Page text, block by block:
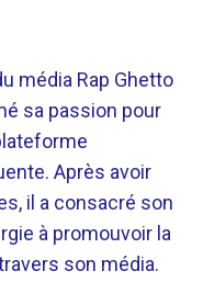
média Rap Ghetto
sa passion pour
Après avoir
il a consacré son
à promouvoir la
son média.